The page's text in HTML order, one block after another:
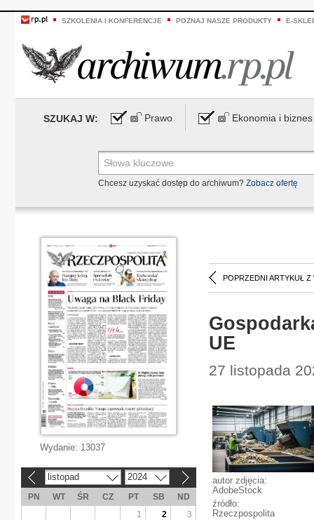
SZKOLENIA I KONFERENCJE POZNAJ NASZE PRODUKTY E-
SZUKAJ W: Prawo Ekonomia i biznes
Chcesz uzyskać dostęp do archiwum? Zobacz ofertę
POPRZEDNI ARTYKUŁ Z
UE
27 listopada
autor zdjęcia:
AdobeStock
źródło:
Rzeczpospolita
Wydanie: 13037
listopad 2024
PN WT ŚR CZ PT SB
ND
1
2
3